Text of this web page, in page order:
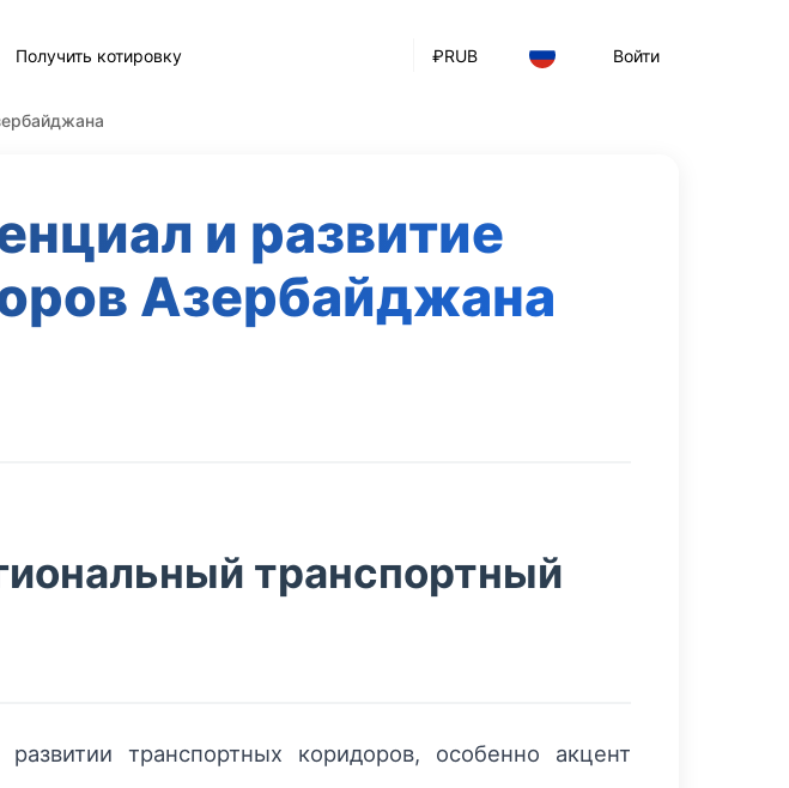
₽RUB Войти
Получить котировку
и развитие
Азербайджана
транспортный
транспортных коридоров, особенно акцент